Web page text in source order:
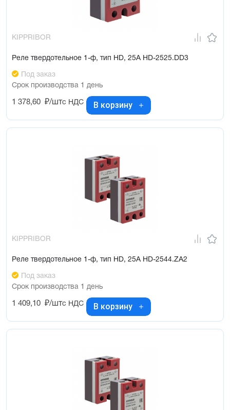
KIPPRIBOR
Реле твердотельное 1-ф, тип HD, 25А HD-2525.DD3
Под заказ
Срок производства 1 день
1 378,60 ₽/штс НДС В корзину
KIPPRIBOR
Реле твердотельное 1-ф, тип HD, 25А HD-2544.ZA2
Под заказ
Срок производства 1 день
1 409,10 ₽/штс НДС В корзину